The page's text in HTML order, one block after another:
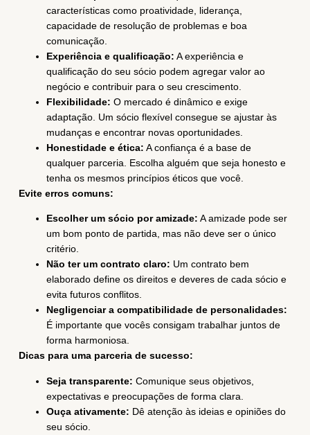
características como proatividade, liderança,
capacidade de resolução de problemas e boa
comunicação.
Experiência e qualificação: A experiência e
qualificação do seu sócio podem agregar valor ao
negócio e contribuir para o seu crescimento.
Flexibilidade: O mercado é dinâmico e exige
adaptação. Um sócio flexível consegue se ajustar às
mudanças e encontrar novas oportunidades.
Honestidade e ética: A confiança é a base de
qualquer parceria. Escolha alguém que seja honesto e
tenha os mesmos princípios éticos que você.
Evite erros comuns:
Escolher um sócio por amizade: A amizade pode ser
um bom ponto de partida, mas não deve ser o único
critério.
Não ter um contrato claro: Um contrato bem
elaborado define os direitos e deveres de cada sócio e
evita futuros conflitos.
Negligenciar a compatibilidade de personalidades:
É importante que vocês consigam trabalhar juntos de
forma harmoniosa.
Dicas para uma parceria de sucesso:
Seja transparente: Comunique seus objetivos,
expectativas e preocupações de forma clara.
Ouça ativamente: Dê atenção às ideias e opiniões do
seu sócio.